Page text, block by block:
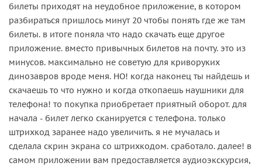
билеты приходят на неудобное приложение, в котором
разбираться пришлось минут 20 чтобы понять где же там
билеты. в итоге поняла что надо скачать еще другое
приложение. вместо привычных билетов на почту. это из
минусов. максимально не советую для криворуких
динозавров вроде меня. НО! когда наконец ты найдешь и
скачаешь то что нужно и когда откопаешь наушники для
телефона! то покупка приобретает приятный оборот. для
начала - билет легко сканируется с телефона. только
штрихкод заранее надо увеличить. я не мучалась и
сделала скрин экрана со штрихкодом. сработало. далее! в
самом приложении вам предоставляется аудиоэкскурсия,